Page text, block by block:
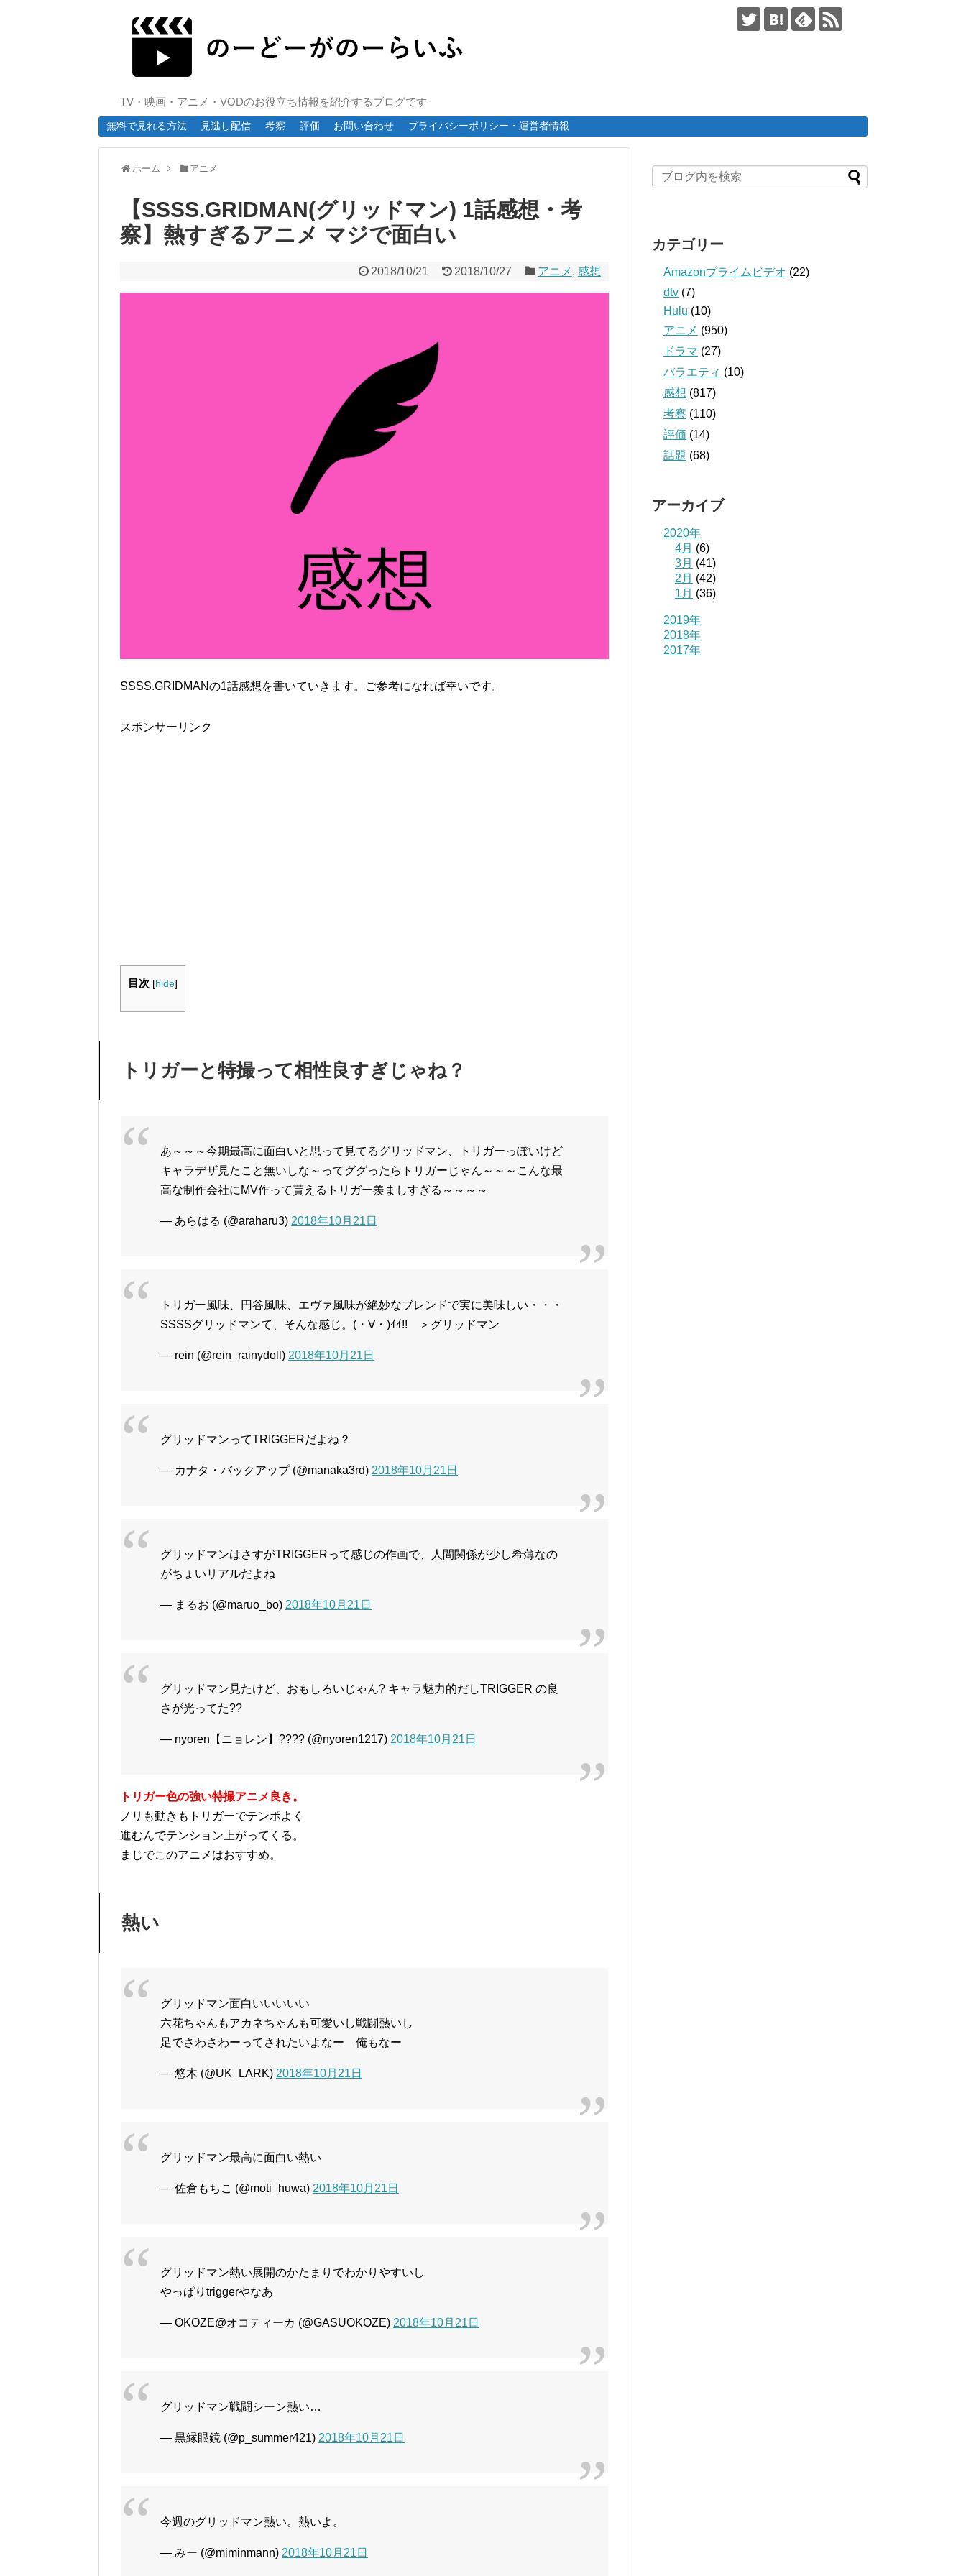
TV・映画・アニメ・VODのお役立ち情報を紹介するブログです
無料で見れる方法 見逃し配信 考察 評価 お問い合わせ プライバシーポリシー・運営者情報
ホーム アニメ
【SSSS.GRIDMAN(グリッドマン) 1話感想・考
察】熱すぎるアニメ マジで面白い
2018/10/21 2018/10/27 アニメ , 感想
SSSS.GRIDMANの1話感想を書いていきます。ご参考になれば幸いです。
スポンサーリンク
目次 [hide]
トリガーと特撮って相性良すぎじゃね？
あ～～～今期最高に面白いと思って見てるグリッドマン、トリガーっぽいけど
キャラデザ見たこと無いしな～ってググったらトリガーじゃん～～～こんな最
高な制作会社にMV作って貰えるトリガー羨ましすぎる～～～～
— あらはる (@araharu3) 2018年10月21日
トリガー風味、円谷風味、エヴァ風味が絶妙なブレンドで実に美味しい・・・
SSSSグリッドマンて、そんな感じ。(・∀・)ｲｲ!! ＞グリッドマン
— rein (@rein_rainydoll) 2018年10月21日
グリッドマンってTRIGGERだよね？
— カナタ・バックアップ (@manaka3rd) 2018年10月21日
グリッドマンはさすがTRIGGERって感じの作画で、人間関係が少し希薄なの
がちょいリアルだよね
— まるお (@maruo_bo) 2018年10月21日
グリッドマン見たけど、おもしろいじゃん? キャラ魅力的だしTRIGGER の良
さが光ってた??
— nyoren【ニョレン】???? (@nyoren1217) 2018年10月21日
トリガー色の強い特撮アニメ良き。
ノリも動きもトリガーでテンポよく
進むんでテンション上がってくる。
まじでこのアニメはおすすめ。
熱い
グリッドマン面白いいいいい
六花ちゃんもアカネちゃんも可愛いし戦闘熱いし
足でさわさわーってされたいよなー 俺もなー
— 悠木 (@UK_LARK) 2018年10月21日
グリッドマン最高に面白い熱い
— 佐倉もちこ (@moti_huwa) 2018年10月21日
グリッドマン熱い展開のかたまりでわかりやすいし
やっぱりtriggerやなあ
— OKOZE@オコティーカ (@GASUOKOZE) 2018年10月21日
グリッドマン戦闘シーン熱い…
— 黒縁眼鏡 (@p_summer421) 2018年10月21日
今週のグリッドマン熱い。熱いよ。
— みー (@miminmann) 2018年10月21日
カテゴリー
Amazonプライムビデオ (22)
dtv (7)
Hulu (10)
アニメ (950)
ドラマ (27)
バラエティ (10)
感想 (817)
考察 (110)
評価 (14)
話題 (68)
アーカイブ
2020年
4月 (6)
3月 (41)
2月 (42)
1月 (36)
2019年
2018年
2017年